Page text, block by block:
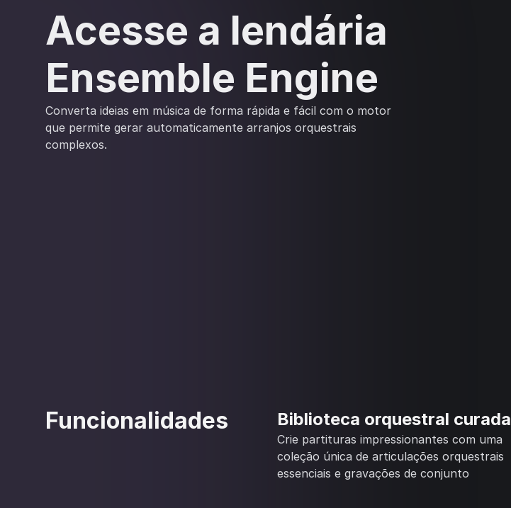
Acesse a lendária
Ensemble Engine
Converta ideias em música de forma rápida e fácil com o motor
que permite gerar automaticamente arranjos orquestrais
complexos.
Funcionalidades Biblioteca orquestral curada
Crie partituras impressionantes com uma
coleção única de articulações orquestrais
essenciais e gravações de conjunto